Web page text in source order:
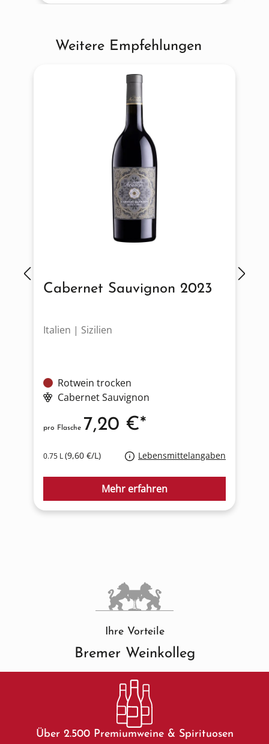
Produktgalerie überspringen
Weitere Empfehlungen
Cabernet Sauvignon 2023
Italien | Sizilien
Rotwein trocken
Cabernet Sauvignon
0.75 L(9,60 €/L) Lebensmittelangaben
pro Flasche 7,20 €*
Mehr erfahren
Ihre Vorteile
Bremer Weinkolleg
Über 2.500 Premiumweine & Spirituosen